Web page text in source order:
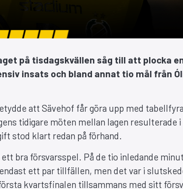
på tisdagskvällen såg till att plocka
insats och bland annat tio mål från
att Sävehof får göra upp med
tidigare möten mellan lagen resulterade
stod klart redan på förhand.
bra försvarsspel. På de tio inledande
ett par tillfällen, men det var i
kvartsfinalen tillsammans med sitt